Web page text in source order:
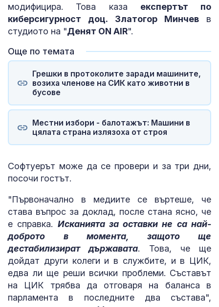
модифицира. Това каза експертът по
киберсигурност доц. Златогор Минчевв
студиото на "Денят ON AIR".
Още по темата
Грешки в протоколите заради машините,
возиха членове на СИК като животни в
бусове
Местни избори - балотажът: Машини в
цялата страна излязоха от строя
Софтуерът може да се провери и за три дни,
посочи гостът.
"Първоначално в медиите се въртеше, че
става въпрос за доклад, после стана ясно, че
е справка. Исканията за оставки не са най-
доброто в момента, защото ще
дестабилизират държавата. Това, че ще
дойдат други колеги и в службите, и в ЦИК,
едва ли ще реши всички проблеми. Съставът
на ЦИК трябва да отговаря на баланса в
парламента в последните два състава",